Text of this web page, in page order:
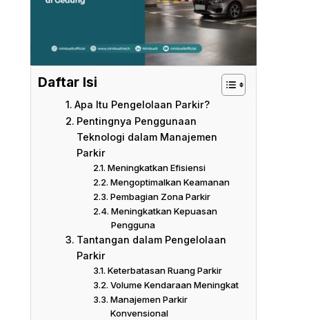
Daftar Isi
Apa Itu Pengelolaan Parkir?
Pentingnya Penggunaan
Teknologi dalam Manajemen
Parkir
Meningkatkan Efisiensi
Mengoptimalkan Keamanan
Pembagian Zona Parkir
Meningkatkan Kepuasan
Pengguna
Tantangan dalam Pengelolaan
Parkir
Keterbatasan Ruang Parkir
Volume Kendaraan Meningkat
Manajemen Parkir
Konvensional